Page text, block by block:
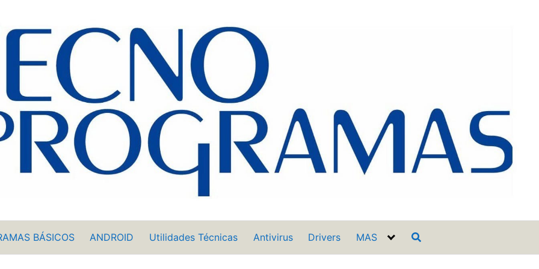
BÁSICOS ANDROID Utilidades Técnicas Antivirus Drivers MAS